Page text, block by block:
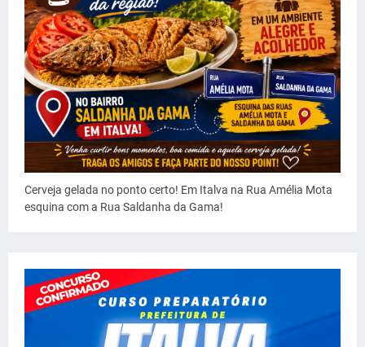
Cerveja gelada no ponto certo! Em Italva na Rua Amélia Mota
esquina com a Rua Saldanha da Gama!